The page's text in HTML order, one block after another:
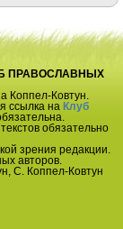
ПРАВОСЛАВНЫХ
Коппел-Ковтун.
ссылка на Клуб
обязательно
зрения редакции.
авторов.
С. Коппел-Ковтун